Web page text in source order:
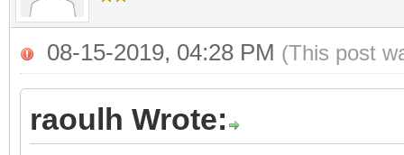
08-15-2019, 04:28 PM (This post
raoulh Wrote: